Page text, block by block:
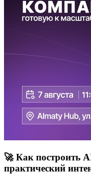
🚀 Как построить
практический